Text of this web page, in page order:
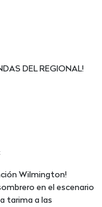
DEL REGIONAL!
Wilmington!
en el escenario
tarima a las